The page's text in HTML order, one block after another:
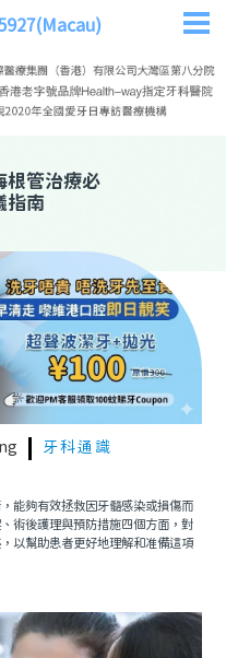
根管治療必
指南
牙科通識
夠有效拯救因牙髓感染或損傷而
術後護理與預防措施四個方面，對
以幫助患者更好地理解和准備這項